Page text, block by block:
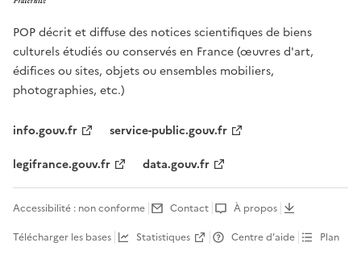
POP décrit et diffuse des notices scientifiques de biens
culturels étudiés ou conservés en France (œuvres d'art,
édifices ou sites, objets ou ensembles mobiliers,
photographies, etc.)
info.gouv.fr
service-public.gouv.fr
legifrance.gouv.fr
data.gouv.fr
Accessibilité : non conforme Contact
À propos
Télécharger les bases
Statistiques Centre d’aide Plan